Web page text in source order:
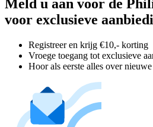
Meld u aan voor de
voor exclusieve
Registreer en krijg €10,- korting
Vroege toegang tot exclusieve
Hoor als eerste alles over